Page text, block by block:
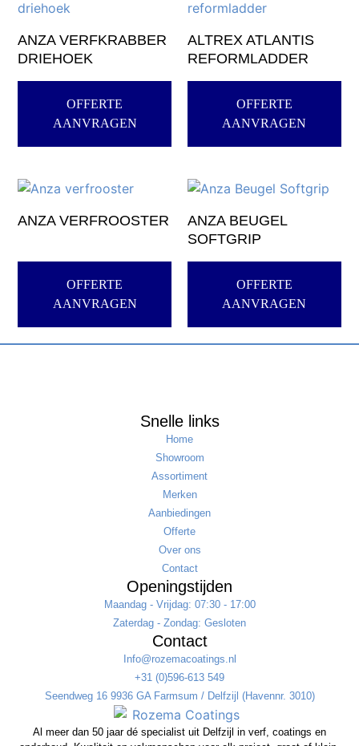
ANZA VERFKRABBER
DRIEHOEK
OFFERTE
AANVRAGEN
ALTREX ATLANTIS
REFORMLADDER
OFFERTE
AANVRAGEN
ANZA VERFROOSTER
OFFERTE
AANVRAGEN
ANZA BEUGEL
SOFTGRIP
OFFERTE
AANVRAGEN
Al meer dan 50 jaar dé specialist uit Delfzijl in verf, coatings en
Snelle links
Home
Showroom
Assortiment
Merken
Aanbiedingen
Offerte
Over ons
Contact
Openingstijden
Maandag - Vrijdag: 07:30 - 17:00
Zaterdag - Zondag: Gesloten
Contact
Info@rozemacoatings.nl
+31 (0)596-613 549
Seendweg 16 9936 GA Farmsum / Delfzijl (Havennr. 3010)